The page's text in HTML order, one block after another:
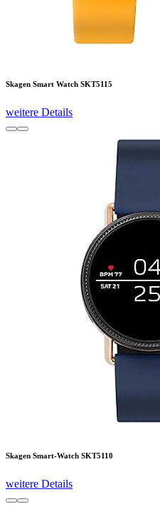
Skagen Smart Watch SKT5115
weitere Details
Skagen Smart-Watch SKT5110
weitere Details